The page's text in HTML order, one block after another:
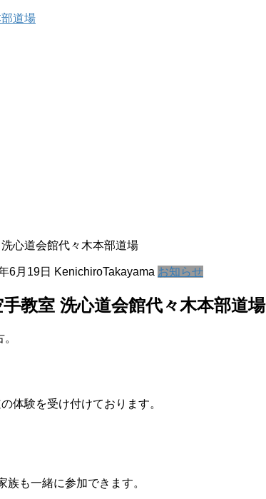
心道会館代々木本部道場
6月19日 KenichiroTakayama お知らせ
教室 洗心道会館代々木本部道場
体験を受け付けております。
も一緒に参加できます。